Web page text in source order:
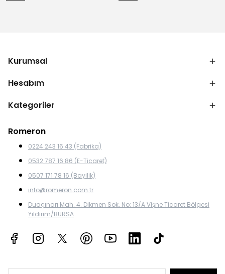
Kurumsal
Hesabım
Kategoriler
Romeron
0224 243 16 43 (Fabrika)
0532 787 16 86 (E-Ticaret)
0507 171 78 16 (Bayilik)
info@romeron.com.tr
Duaçınarı Mah. 4. Dikmen Sok. No: 13/A Vişne Ticaret Bölgesi
Yıldırım/BURSA